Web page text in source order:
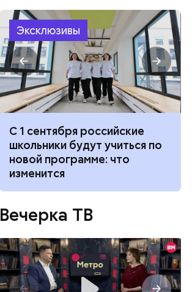
Эксклюзивы
С 1 сентября российские
школьники будут учиться по
новой программе: что
изменится
Вечерка ТВ